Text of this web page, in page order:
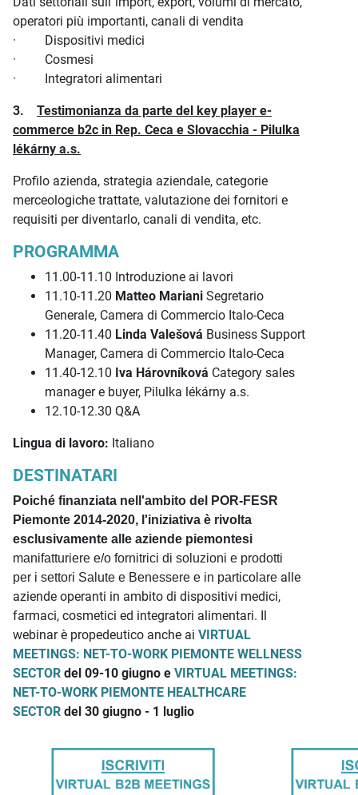
operatori più importanti, canali di vendita
·
Dispositivi medici
·
Cosmesi
·
Integratori alimentari
3.
Testimonianza da parte del key player e-
commerce b2c in Rep. Ceca e Slovacchia - Pilulka
lékárny a.s.
Profilo azienda, strategia aziendale, categorie
merceologiche trattate, valutazione dei fornitori e
requisiti per diventarlo, canali di vendita, etc.
PROGRAMMA
11.00-11.10 Introduzione ai lavori
11.10-11.20 Matteo Mariani Segretario
Generale, Camera di Commercio Italo-Ceca
11.20-11.40 Linda Valešová Business Support
Manager, Camera di Commercio Italo-Ceca
11.40-12.10 Iva Hárovníková Category sales
manager e buyer, Pilulka lékárny a.s.
12.10-12.30 Q&A
Lingua di lavoro: Italiano
DESTINATARI
Poiché finanziata nell'ambito del POR-FESR
Piemonte 2014-2020, l'iniziativa è rivolta
esclusivamente alle aziende piemontesi
manifatturiere e/o fornitrici di soluzioni e prodotti
per i settori Salute e Benessere e in particolare alle
aziende operanti in ambito di dispositivi medici,
farmaci, cosmetici ed integratori alimentari. Il
webinar è propedeutico anche ai VIRTUAL
MEETINGS: NET-TO-WORK PIEMONTE WELLNESS
SECTOR del 09-10 giugno e VIRTUAL MEETINGS:
NET-TO-WORK PIEMONTE HEALTHCARE
SECTOR del 30 giugno - 1 luglio